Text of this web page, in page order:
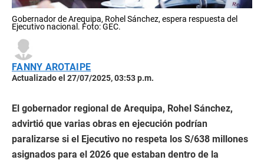
Gobernador de Arequipa, Rohel Sánchez, espera respuesta del
Ejecutivo nacional. Foto: GEC.
FANNY AROTAIPE
Actualizado el 27/07/2025, 03:53 p.m.
El gobernador regional de Arequipa, Rohel Sánchez,
advirtió que varias obras en ejecución podrían
paralizarse si el Ejecutivo no respeta los S/638 millones
asignados para el 2026 que estaban dentro de la